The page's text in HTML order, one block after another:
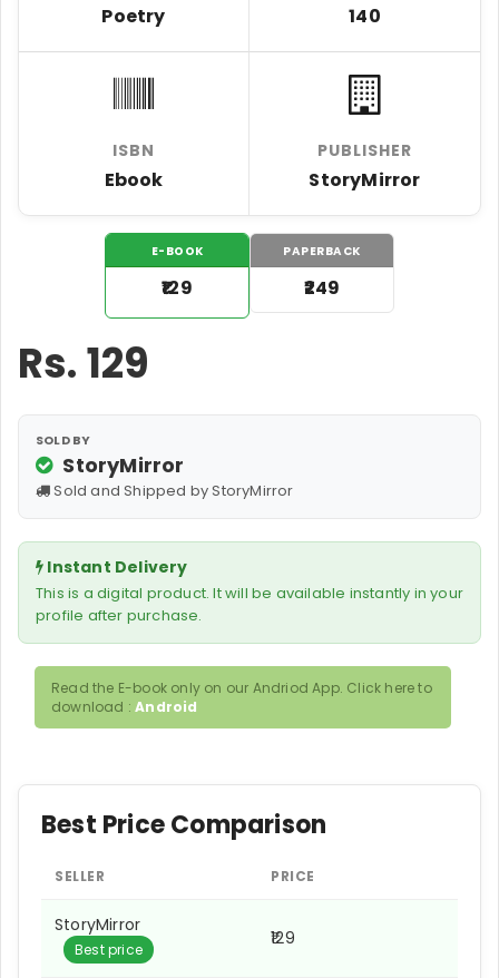
Poetry 140
ISBN
Ebook
PUBLISHER
StoryMirror
E-BOOK
₹129
PAPERBACK
₹249
Rs.129
SOLD BY
StoryMirror
Sold and Shipped by StoryMirror
Instant Delivery
This is a digital product. It will be available instantly in your
profile after purchase.
Read the E-book only on our Andriod App. Click here to
download :Android
Best Price Comparison
SELLER PRICE
StoryMirror
Best price
₹129